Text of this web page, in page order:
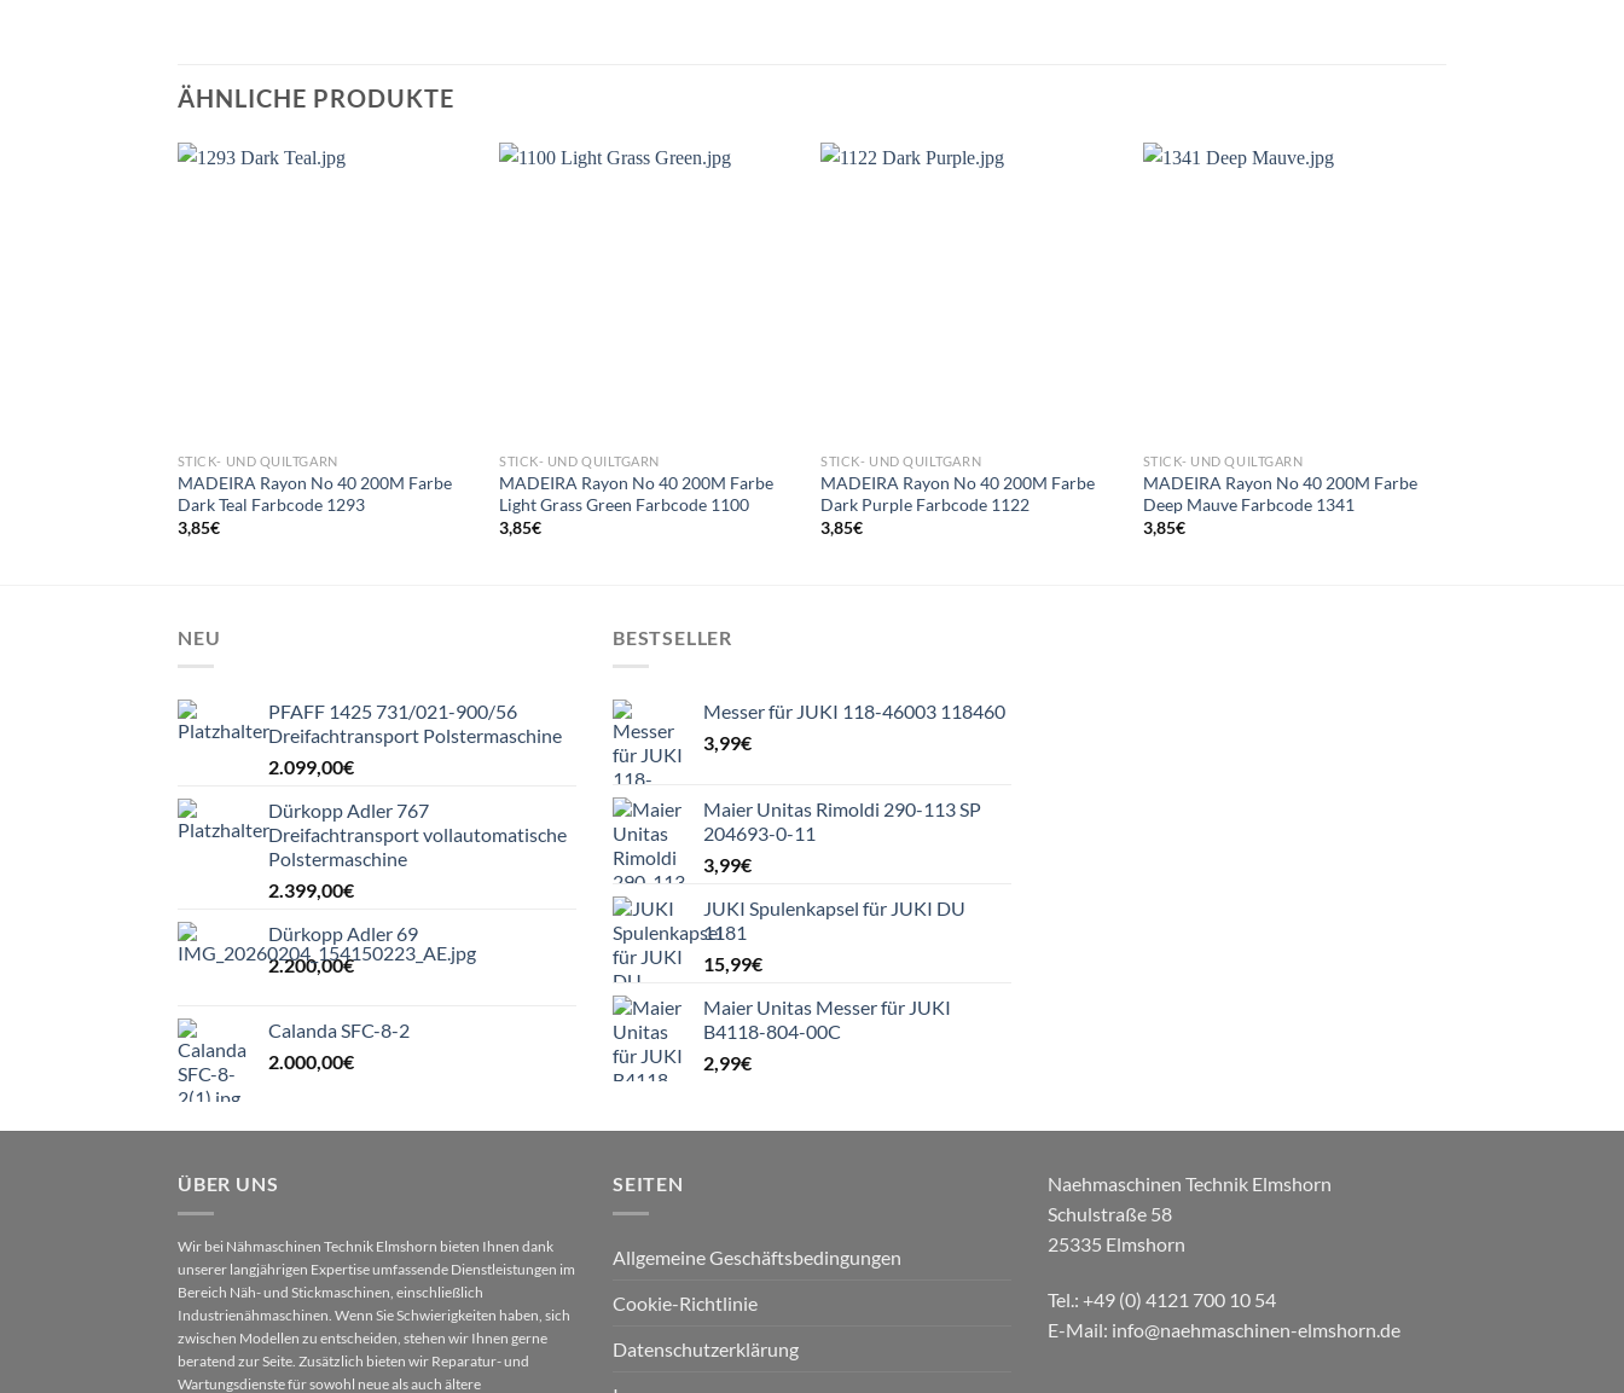
ÄHNLICHE PRODUKTE
STICK- UND QUILTGARN
MADEIRA Rayon No 40 200M Farbe
Dark Teal Farbcode 1293
3,85€
STICK- UND QUILTGARN
MADEIRA Rayon No 40 200M Farbe
Light Grass Green Farbcode 1100
3,85€
STICK- UND QUILTGARN
MADEIRA Rayon No 40 200M Farbe
Dark Purple Farbcode 1122
3,85€
STICK- UND QUILTGARN
MADEIRA Rayon No 40 200M Farbe
Deep Mauve Farbcode 1341
3,85€
NEU
PFAFF 1425 731/021-900/56
Dreifachtransport Polstermaschine
2.099,00€
Dürkopp Adler 767
Dreifachtransport vollautomatische
Polstermaschine
2.399,00€
Dürkopp Adler 69
2.200,00€
Calanda SFC-8-2
2.000,00€
BESTSELLER
Messer für JUKI 118-46003 118460
3,99€
Maier Unitas Rimoldi 290-113 SP
204693-0-11
3,99€
JUKI Spulenkapsel für JUKI DU
1181
15,99€
Maier Unitas Messer für JUKI
B4118-804-00C
2,99€
ÜBER UNS
Wir bei Nähmaschinen Technik Elmshorn bieten Ihnen dank
unserer langjährigen Expertise umfassende Dienstleistungen im
Bereich Näh- und Stickmaschinen, einschließlich
Industrienähmaschinen. Wenn Sie Schwierigkeiten haben, sich
zwischen Modellen zu entscheiden, stehen wir Ihnen gerne
beratend zur Seite. Zusätzlich bieten wir Reparatur- und
Wartungsdienste für sowohl neue als auch ältere
SEITEN
Allgemeine Geschäftsbedingungen
Cookie-Richtlinie
Datenschutzerklärung
Naehmaschinen Technik Elmshorn
Schulstraße 58
25335 Elmshorn
Tel.: +49 (0) 4121 700 10 54
E-Mail: info@naehmaschinen-elmshorn.de